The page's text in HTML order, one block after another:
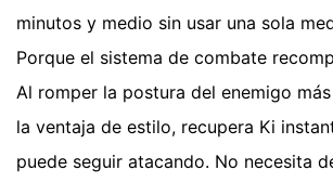
minutos y medio sin usar una sola
Porque el sistema de combate
Al romper la postura del enemigo
la ventaja de estilo, recupera Ki
puede seguir atacando. No necesita